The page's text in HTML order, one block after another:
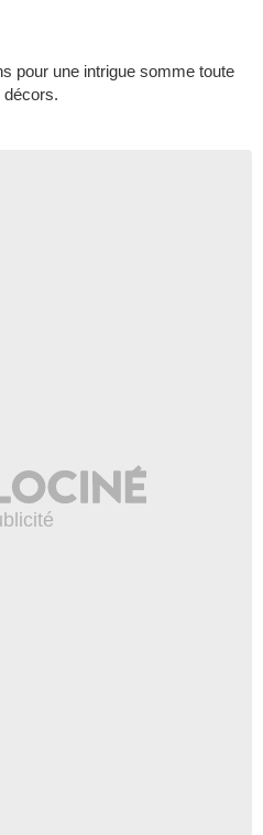
pour une intrigue somme toute
décors.